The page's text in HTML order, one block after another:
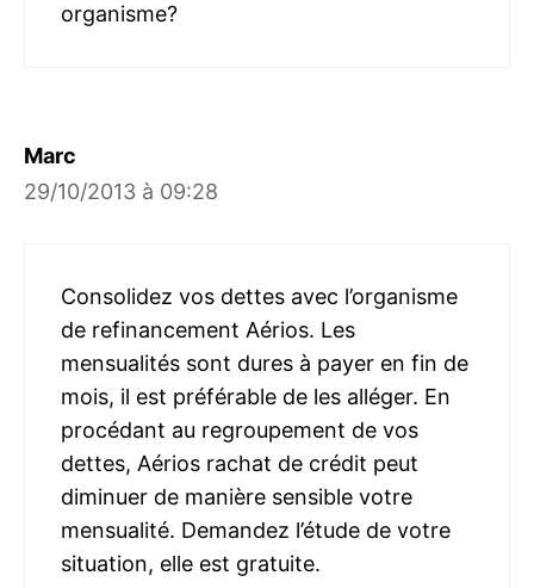
organisme?
Marc
29/10/2013 à 09:28
Consolidez vos dettes avec l’organisme
de refinancement Aérios. Les
mensualités sont dures à payer en fin de
mois, il est préférable de les alléger. En
procédant au regroupement de vos
dettes, Aérios rachat de crédit peut
diminuer de manière sensible votre
mensualité. Demandez l’étude de votre
situation, elle est gratuite.